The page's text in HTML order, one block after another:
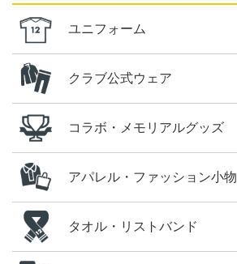
ユニフォーム
クラブ公式ウェア
コラボ・メモリアルグッズ
アパレル・ファッション小物
タオル・リストバンド